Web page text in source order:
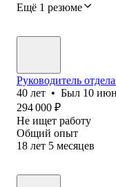
Ещё 1 резюме
Руководитель
40 лет • Был 10
294 000 ₽
Не ищет работу
Общий опыт
18 лет 5 месяцев